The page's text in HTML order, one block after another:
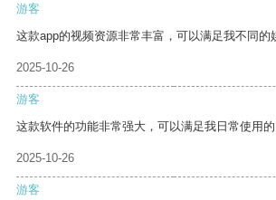
游客
这款app的视频资源非常丰富，可以满足我不同的
2025-10-26
游客
这款软件的功能非常强大，可以满足我日常使用的
2025-10-26
游客